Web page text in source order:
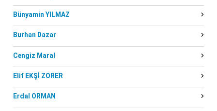
Bünyamin YILMAZ
Burhan Dazar
Cengiz Maral
Elif EKŞİ ZORER
Erdal ORMAN